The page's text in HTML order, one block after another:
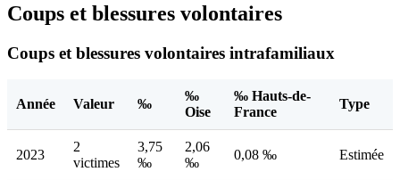
Coups et blessures volontaires
Coups et blessures volontaires intrafamiliaux
Année Valeur ‰
‰
Oise
‰ Hauts-de-
France
Type
2023
2
victimes
3,75
‰
2,06
‰
0,08 ‰ Estimée